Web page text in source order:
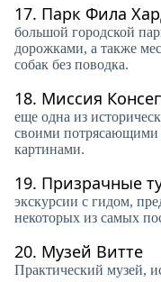
17. Парк Фила
большой городской
дорожками, а также
собак без поводка.
18. Миссия
еще одна из
своими
картинами.
19. Призрачные
экскурсии с гидом,
некоторых из самых
20. Музей Витте
Практический музей,